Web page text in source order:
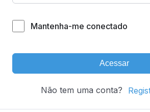
Mantenha-me conectado
Acessar
Não tem uma conta?